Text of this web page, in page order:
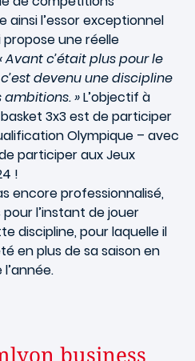
ainsi l’essor exceptionnel
une réelle
Avant c’était plus pour le
devenu une discipline
»L’objectif à
3x3 est de participer
Olympique – avec
participer auxJeux
!
encore professionnalisé,
l’instant de jouer
discipline, pour laquelle il
en plus de sa saison en
business